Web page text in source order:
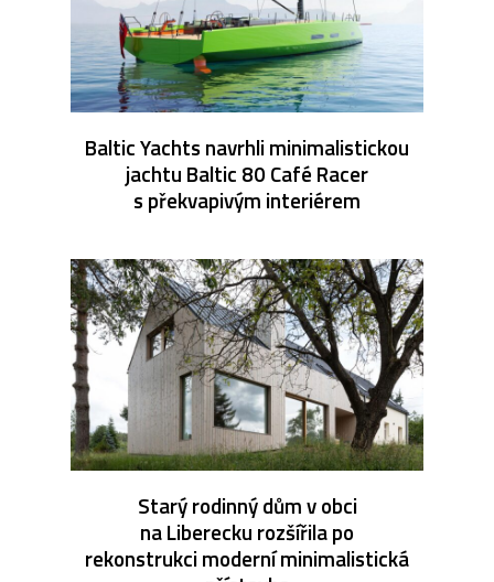
Baltic Yachts navrhli minimalistickou
jachtu Baltic 80 Café Racer
s překvapivým interiérem
Starý rodinný dům v obci
na Liberecku rozšířila po
rekonstrukci moderní minimalistická